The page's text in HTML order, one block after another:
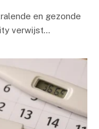
en gezonde
verwijst…